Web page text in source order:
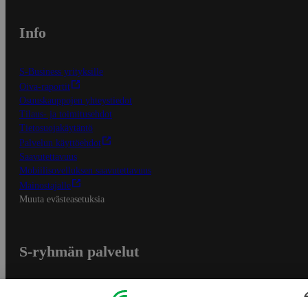
Info
S-Business yrityksille
Oiva-raportit
Osuuskauppojen yhteystiedot
Tilaus- ja toimitusehdot
Tietosuojakäytäntö
Palvelun käyttöehdot
Saavutettavuus
Mobiilisovelluksen saavutettavuus
Mainostajalle
Muuta evästeasetuksia
S-ryhmän palvelut